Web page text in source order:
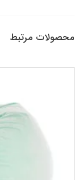
محصولات مرتبط